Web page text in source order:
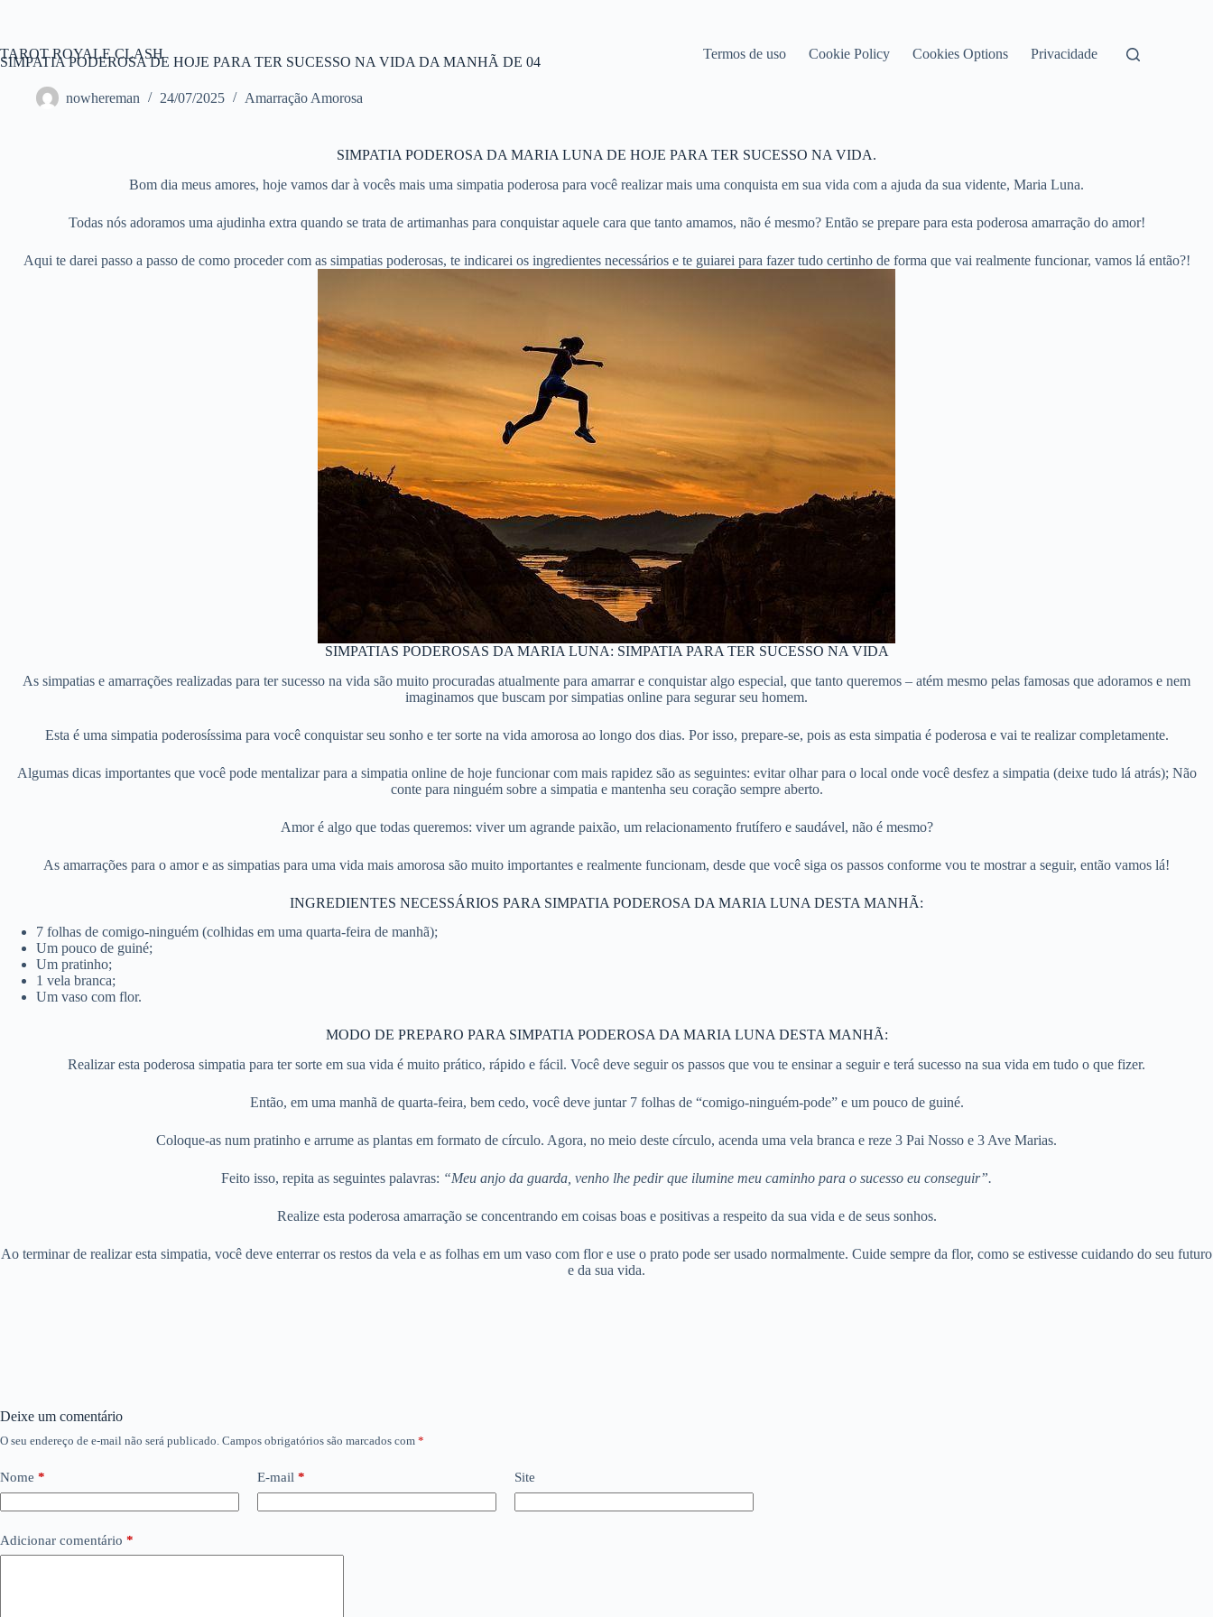
conteúdo
TAROT ROYALE CLASH Termos de uso Cookie Policy Cookies Options Privacidade
SIMPATIA PODEROSA DE HOJE PARA TER SUCESSO NA VIDA DA MANHÃ DE 04
nowhereman 24/07/2025 Amarração Amorosa
SIMPATIA PODEROSA DA MARIA LUNA DE HOJE PARA TER SUCESSO NA VIDA.
Bom dia meus amores, hoje vamos dar à vocês mais uma simpatia poderosa para você realizar mais uma conquista em sua vida com a ajuda da sua vidente, Maria Luna.
Todas nós adoramos uma ajudinha extra quando se trata de artimanhas para conquistar aquele cara que tanto amamos, não é mesmo? Então se prepare para esta poderosa amarração do amor!
Aqui te darei passo a passo de como proceder com as simpatias poderosas, te indicarei os ingredientes necessários e te guiarei para fazer tudo certinho de forma que vai realmente funcionar, vamos lá então?!
SIMPATIAS PODEROSAS DA MARIA LUNA: SIMPATIA PARA TER SUCESSO NA VIDA
As simpatias e amarrações realizadas para ter sucesso na vida são muito procuradas atualmente para amarrar e conquistar algo especial, que tanto queremos – atém mesmo pelas famosas que adoramos e nem
imaginamos que buscam por simpatias online para segurar seu homem.
Esta é uma simpatia poderosíssima para você conquistar seu sonho e ter sorte na vida amorosa ao longo dos dias. Por isso, prepare-se, pois as esta simpatia é poderosa e vai te realizar completamente.
Algumas dicas importantes que você pode mentalizar para a simpatia online de hoje funcionar com mais rapidez são as seguintes: evitar olhar para o local onde você desfez a simpatia (deixe tudo lá atrás); Não
conte para ninguém sobre a simpatia e mantenha seu coração sempre aberto.
Amor é algo que todas queremos: viver um agrande paixão, um relacionamento frutífero e saudável, não é mesmo?
As amarrações para o amor e as simpatias para uma vida mais amorosa são muito importantes e realmente funcionam, desde que você siga os passos conforme vou te mostrar a seguir, então vamos lá!
INGREDIENTES NECESSÁRIOS PARA SIMPATIA PODEROSA DA MARIA LUNA DESTA MANHÃ:
7 folhas de comigo-ninguém (colhidas em uma quarta-feira de manhã);
Um pouco de guiné;
Um pratinho;
1 vela branca;
Um vaso com flor.
MODO DE PREPARO PARA SIMPATIA PODEROSA DA MARIA LUNA DESTA MANHÃ:
Realizar esta poderosa simpatia para ter sorte em sua vida é muito prático, rápido e fácil. Você deve seguir os passos que vou te ensinar a seguir e terá sucesso na sua vida em tudo o que fizer.
Então, em uma manhã de quarta-feira, bem cedo, você deve juntar 7 folhas de “comigo-ninguém-pode” e um pouco de guiné.
Coloque-as num pratinho e arrume as plantas em formato de círculo. Agora, no meio deste círculo, acenda uma vela branca e reze 3 Pai Nosso e 3 Ave Marias.
Feito isso, repita as seguintes palavras: “Meu anjo da guarda, venho lhe pedir que ilumine meu caminho para o sucesso eu conseguir”.
Realize esta poderosa amarração se concentrando em coisas boas e positivas a respeito da sua vida e de seus sonhos.
Ao terminar de realizar esta simpatia, você deve enterrar os restos da vela e as folhas em um vaso com flor e use o prato pode ser usado normalmente. Cuide sempre da flor, como se estivesse cuidando do seu futuro
e da sua vida.
Deixe um comentário
O seu endereço de e-mail não será publicado. Campos obrigatórios são marcados com *
Nome * E-mail * Site
Adicionar comentário *